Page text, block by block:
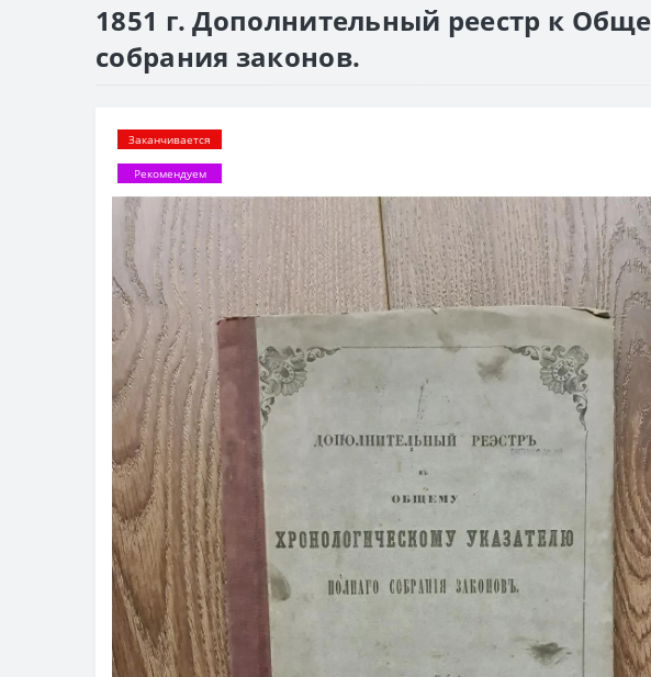
1851 г. Дополнительный реестр к
собрания законов.
Заканчивается
Рекомендуем